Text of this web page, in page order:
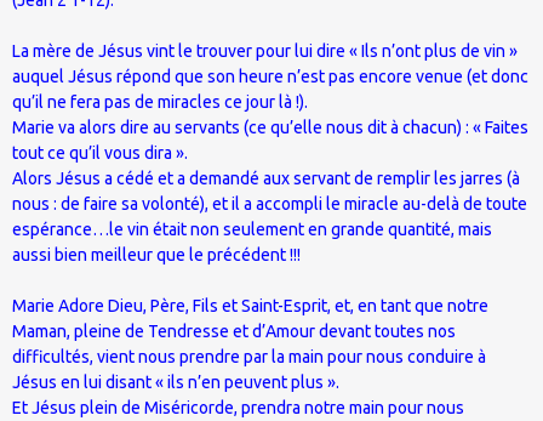
La mère de Jésus vint le trouver pour lui dire « Ils n’ont plus de vin »
auquel Jésus répond que son heure n’est pas encore venue (et donc
qu’il ne fera pas de miracles ce jour là !).
Marie va alors dire au servants (ce qu’elle nous dit à chacun) : « Faites
tout ce qu’il vous dira ».
Alors Jésus a cédé et a demandé aux servant de remplir les jarres (à
nous : de faire sa volonté), et il a accompli le miracle au-delà de toute
espérance…le vin était non seulement en grande quantité, mais
aussi bien meilleur que le précédent !!!
Marie Adore Dieu, Père, Fils et Saint-Esprit, et, en tant que notre
Maman, pleine de Tendresse et d’Amour devant toutes nos
difficultés, vient nous prendre par la main pour nous conduire à
Jésus en lui disant « ils n’en peuvent plus ».
Et Jésus plein de Miséricorde, prendra notre main pour nous